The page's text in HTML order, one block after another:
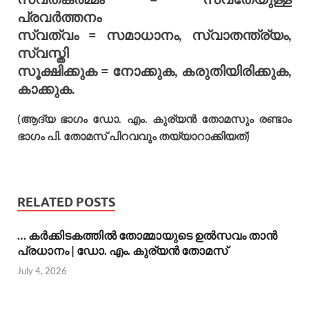
പ്രവര്‍ത്തനം
സ്വത്വം = സമാധാനം, സ്വാതന്ത്ര്യം,
സ്വസ്തി
സൂക്ഷിക്കുക = നോക്കുക, കരുതിയിരിക്കുക,
കാക്കുക.
(ആദ്യ ഭാഗം ഡോ. എം. കുര്യന്‍ തോമസും രണ്ടാം
ഭാഗം പി. തോമസ് പിറവവും തയ്യാറാക്കിയത്)
RELATED POSTS
… കര്‍ക്കിടകത്തില്‍ തോമ്മായുടെ ഉല്‍സവം താന്‍
പ്രധാനം | ഡോ. എം. കുര്യന്‍ തോമസ്
July 4, 2026